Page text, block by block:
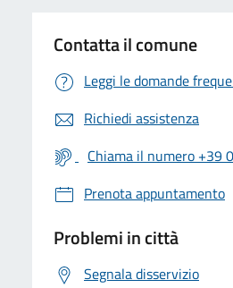
Contatta il comune
Leggi le domande
Richiedi assistenza
Chiama il numero +39
Prenota appuntamento
Problemi in città
Segnala disservizio